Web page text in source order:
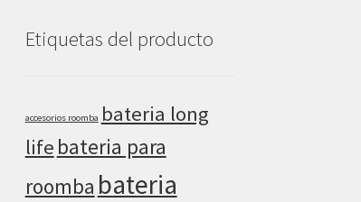
Etiquetas del producto
accesorios roomba bateria long
life bateria para
roomba bateria